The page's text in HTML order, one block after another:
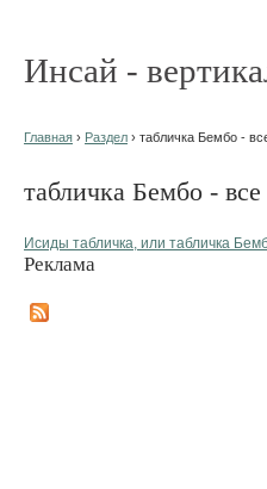
Инсай -
Главная › Раздел › табличка Бембо -
табличка Бембо - все
Исиды табличка, или табличка
Реклама